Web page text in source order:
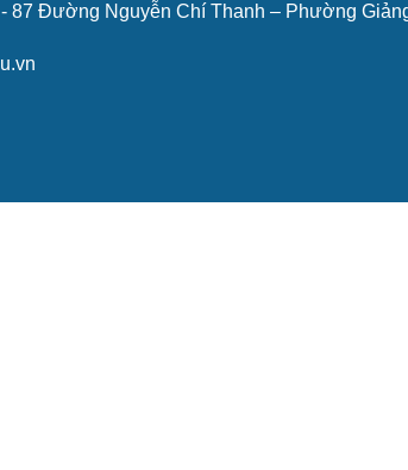
87 Đường Nguyễn Chí Thanh – Phường